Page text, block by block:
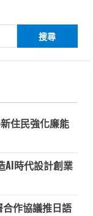
住民強化廉能
AI時代設計創業
作協議推日語